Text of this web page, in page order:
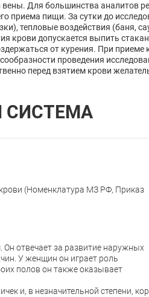
Для большинства аналитов
приема пищи. За сутки до
тепловые воздействия (баня,
крови допускается выпить
от курения. При приеме
проведения
перед взятием крови
СИСТЕМА
(Номенклатура МЗ РФ, Приказ
отвечает за развитие наружных
У женщин он играет роль
полов он также оказывает
и, в незначительной степени,